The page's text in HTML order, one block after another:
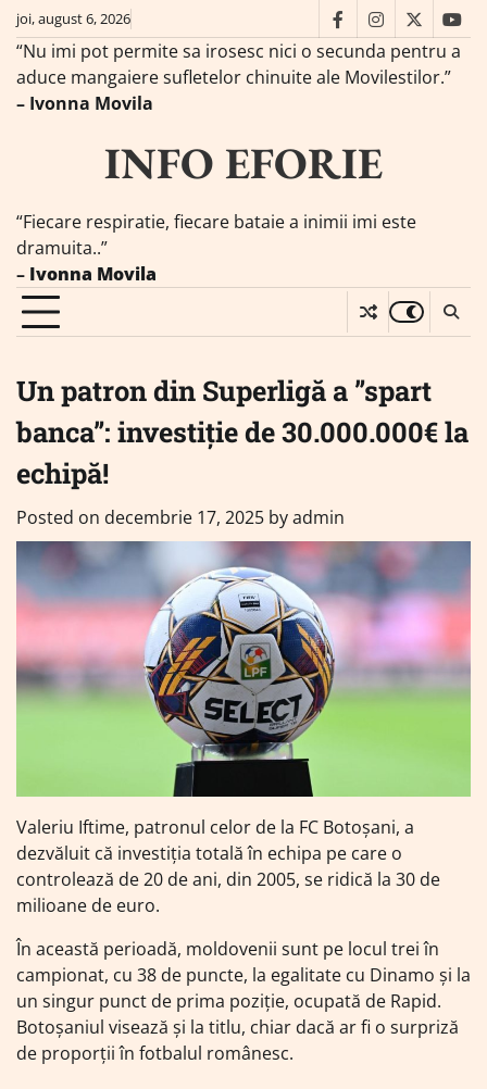
Skip
content
joi, august 6, 2026 facebookinstagram
twitter
“Nu imi pot permite sa irosesc nici o secunda pentru a
aduce mangaiere sufletelor chinuite ale Movilestilor.”
– Ivonna Movila
INFO EFORIE
“Fiecare respiratie, fiecare bataie a inimii imi este
dramuita..”
– Ivonna Movila
Un patron din Superligă a ”spart
banca”: investiție de 30.000.000€ la
echipă!
Posted on decembrie 17, 2025 byadmin
Valeriu Iftime, patronul celor de la FC Botoșani, a
dezvăluit că investiția totală în echipa pe care o
controlează de 20 de ani, din 2005, se ridică la 30 de
milioane de euro.
În această perioadă, moldovenii sunt pe locul trei în
campionat, cu 38 de puncte, la egalitate cu Dinamo și la
un singur punct de prima poziție, ocupată de Rapid.
Botoșaniul visează și la titlu, chiar dacă ar fi o surpriză
de proporții în fotbalul românesc.